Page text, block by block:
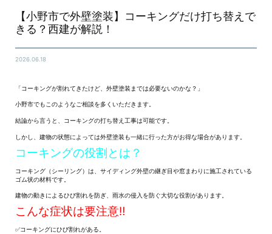
【小野市で外壁塗装】コーキングだけ打ち替えで
きる？西建が解説！
2026.06.18
「コーキングが割れてきたけど、外壁塗装までは必要ないのかな？」
小野市でもこのようなご相談を多くいただきます。
結論から言うと、コーキングの打ち替え工事は可能です。
しかし、建物の状態によっては外壁塗装も一緒に行った方がお得な場合があります。
コーキングの役割とは？
コーキング（シーリング）は、サイディング外壁の継ぎ目や窓まわりに施工されている
ゴム状の材料です。
建物の動きによるひび割れを防ぎ、雨水の侵入を防ぐ大切な役割があります。
こんな症状は要注意‼
✅コーキングにひび割れがある。